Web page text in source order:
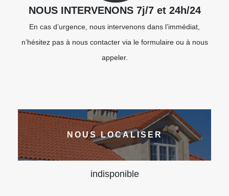
NOUS INTERVENONS 7j/7 et 24h/24
En cas d’urgence, nous intervenons dans l’immédiat,
n’hésitez pas à nous contacter via le formulaire ou à nous
appeler.
NOUS LOCALISER
indisponible